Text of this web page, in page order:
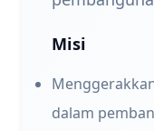
Misi
dalam